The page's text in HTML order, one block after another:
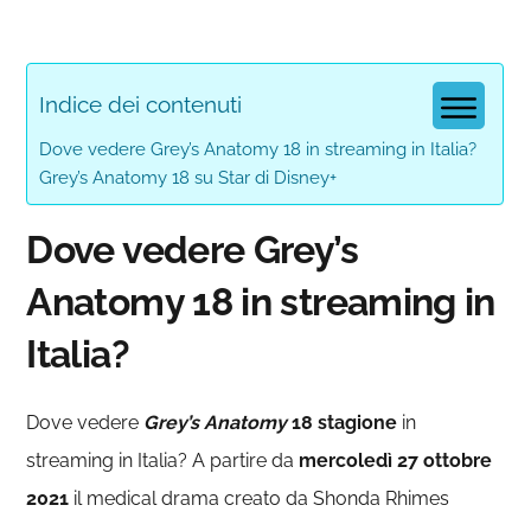
Indice dei contenuti
Dove vedere Grey’s Anatomy 18 in streaming in Italia?
Grey’s Anatomy 18 su Star di Disney+
Dove vedere Grey’s
Anatomy 18 in streaming in
Italia?
Dove vedere Grey’s Anatomy18 stagione in
streaming in Italia? A partire da mercoledì 27 ottobre
2021 il medical drama creato da Shonda Rhimes